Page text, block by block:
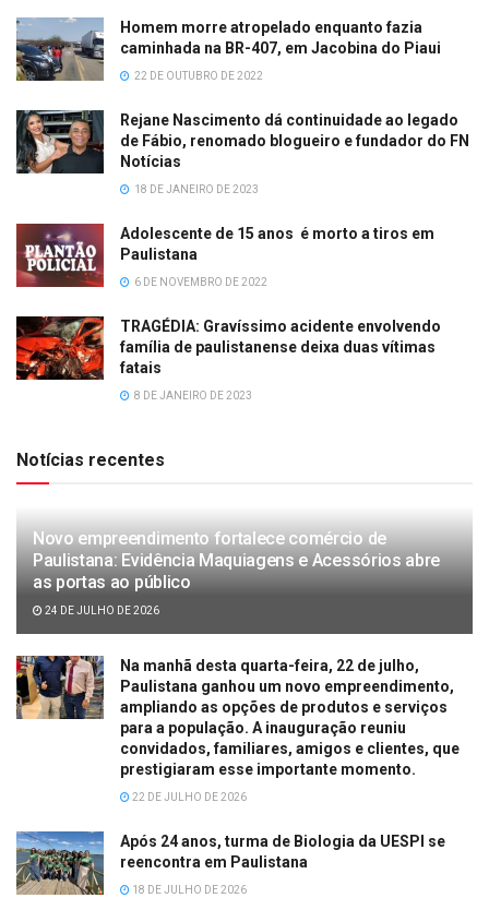
Homem morre atropelado enquanto fazia
caminhada na BR-407, em Jacobina do Piaui
22 DE OUTUBRO DE 2022
Rejane Nascimento dá continuidade ao legado
de Fábio, renomado blogueiro e fundador do FN
Notícias
18 DE JANEIRO DE 2023
Adolescente de 15 anos é morto a tiros em
Paulistana
6 DE NOVEMBRO DE 2022
TRAGÉDIA: Gravíssimo acidente envolvendo
família de paulistanense deixa duas vítimas
fatais
8 DE JANEIRO DE 2023
Notícias recentes
Novo empreendimento fortalece comércio de
Paulistana: Evidência Maquiagens e Acessórios abre
as portas ao público
24 DE JULHO DE 2026
Na manhã desta quarta-feira, 22 de julho,
Paulistana ganhou um novo empreendimento,
ampliando as opções de produtos e serviços
para a população. A inauguração reuniu
convidados, familiares, amigos e clientes, que
prestigiaram esse importante momento.
22 DE JULHO DE 2026
Após 24 anos, turma de Biologia da UESPI se
reencontra em Paulistana
18 DE JULHO DE 2026